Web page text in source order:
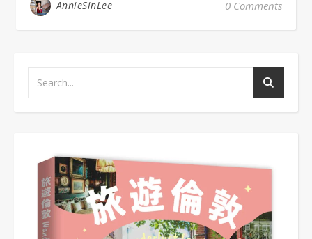
AnnieSinLee 0 Comments